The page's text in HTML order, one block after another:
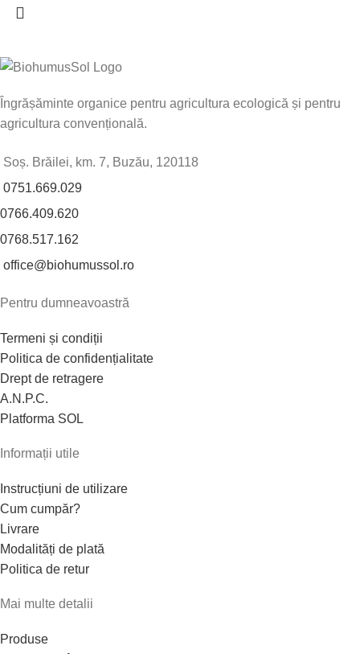
Îngrășăminte organice pentru agricultura ecologică și pentru
agricultura convențională.
Soș. Brăilei, km. 7, Buzău, 120118
0751.669.029
0766.409.620
0768.517.162
office@biohumussol.ro
Pentru dumneavoastră
Termeni și condiții
Politica de confidențialitate
Drept de retragere
A.N.P.C.
Platforma SOL
Informații utile
Instrucțiuni de utilizare
Cum cumpăr?
Livrare
Modalități de plată
Politica de retur
Mai multe detalii
Produse